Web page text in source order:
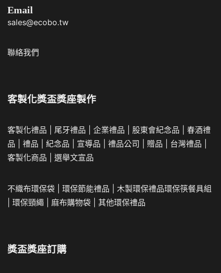
Email
sales@ecobo.tw
聯絡我們
客製化獎盃獎座製作
客製化禮品 尾牙禮品 企業禮品 股東會紀念品
春酒禮
品
禮品 紀念品 宣導品 禮品公司 贈品 台灣禮品
客製化商品
選舉文宣品
不織布環保袋 環保節能禮品 木製環保禮品環保筷餐具組
環保頸繩 麻布購物袋 其他環保禮品
獎盃獎座訂購